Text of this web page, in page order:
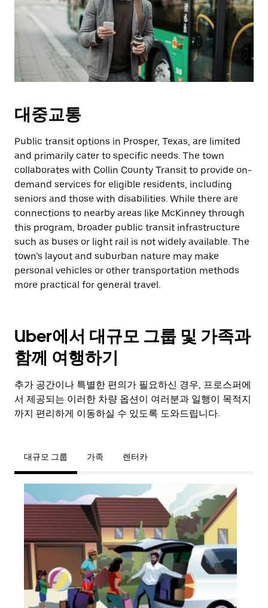
대중교통
Public transit options in Prosper, Texas, are limited
and primarily cater to specific needs. The town
collaborates with Collin County Transit to provide on-
demand services for eligible residents, including
seniors and those with disabilities. While there are
connections to nearby areas like McKinney through
this program, broader public transit infrastructure
such as buses or light rail is not widely available. The
town’s layout and suburban nature may make
personal vehicles or other transportation methods
more practical for general travel.
Uber에서 대규모 그룹 및 가족과
함께 여행하기
추가 공간이나 특별한 편의가 필요하신 경우, 프로스퍼에
서 제공되는 이러한 차량 옵션이 여러분과 일행이 목적지
까지 편리하게 이동하실 수 있도록 도와드립니다.
대규모 그룹 가족 렌터카